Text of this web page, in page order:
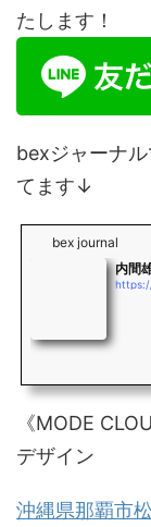
たします！
bexジャーナ
てます↓
bex journal
内間
《MODE
デザイン
沖縄県那覇市